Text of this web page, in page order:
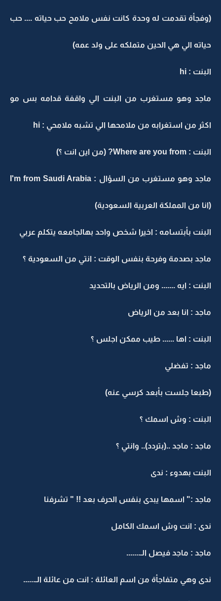
(وفجأة تقدمت له وحدة كانت نفس ملامح حب حياته .... حب
حياته الي هي الحين متملكه على ولد عمه)
البنت : hi
ماجد وهو مستغرب من البنت الي واقفة قدامه بس مو
اكثر من استغرابه من ملامحها الي تشبه ملامحي : hi
البنت : Where are you from? (من اين انت ؟)
ماجد وهو مستغرب من السؤال : I'm from Saudi Arabia
(انا من المملكة العربية السعودية)
البنت بأبتسامه : اخيرا شخص واحد بهالجامعه يتكلم عربي
ماجد بصدمة وفرحة بنفس الوقت : انتي من السعودية ؟
البنت : ايه ....... ومن الرياض بالتحديد
ماجد : انا بعد من الرياض
البنت : اها ...... طيب ممكن اجلس ؟
ماجد : تفضلي
(طبعا جلست بأبعد كرسي عنه)
البنت : وش اسمك ؟
ماجد : ماجد ..(بتردد).. وانتي ؟
البنت بهدوء : ندى
ماجد :" اسمها يبدى بنفس الحرف بعد !! " تشرفنا
ندى : انت وش اسمك الكامل
ماجد : ماجد فيصل الـ.......
ندى وهي متفاجأة من اسم العائلة : انت من عائلة الـ......